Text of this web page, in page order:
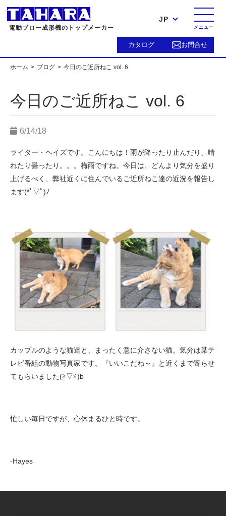
電動ブロー成形機のトップメーカー
JP
メニュー
カタログ お問合せ
ホーム ブログ 今日のご近所ねこ vol. 6
今日のご近所ねこ vol. 6
6/14/18
ライター・ヘイズです。こんにちは！雨が降ったり止んだり、晴
れたり曇ったり。。。梅雨ですね。今日は、どんより気分を盛り
上げるべく、弊社近くに住んでいるご近所ねこ達の近況を報告し
ます(*ﾟ▽ﾟ)ﾉ
カップルのような猫達と、まったく意に介さない猫。気分は某テ
レビ番組の動物写真家です。『いいこだね～』と近くまで寄らせ
てもらいました(≧▽≦)b
忙しい毎日ですが、心休まるひと時です。
-Hayes